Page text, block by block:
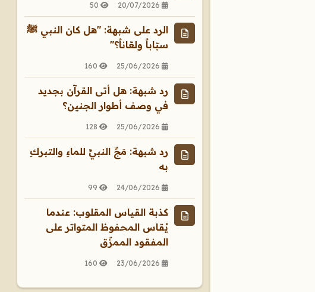
20/07/2026
50
الرد على شبهة: "هل كان النبي ﷺ
سبّاباً ولعّاناً؟"
25/06/2026
160
رد شبهة: هل أتى القرآن بجديد
في وصف أطوار الجنين؟
25/06/2026
128
رد شبهة: مَجِّ النبيِّ للماءِ والتبركِ
به
24/06/2026
99
كذبة القياس المقلوب: عندما
يُقاس المحفوظ المتواتر على
المفقود الممزّق
23/06/2026
160